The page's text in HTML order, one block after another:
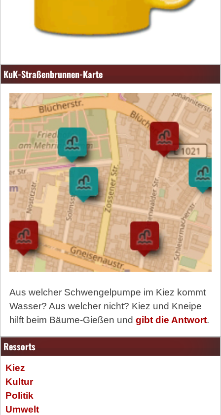
KuK-Straßenbrunnen-Karte
Aus welcher Schwengelpumpe im Kiez kommt
Wasser? Aus welcher nicht? Kiez und Kneipe
hilft beim Bäume-Gießen und gibt die Antwort.
Ressorts
Kiez
Kultur
Politik
Umwelt